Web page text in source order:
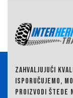
ZAHVALJUJUĆI
ISPORUČUJEMO,
PROIZVODI ŠTEDE